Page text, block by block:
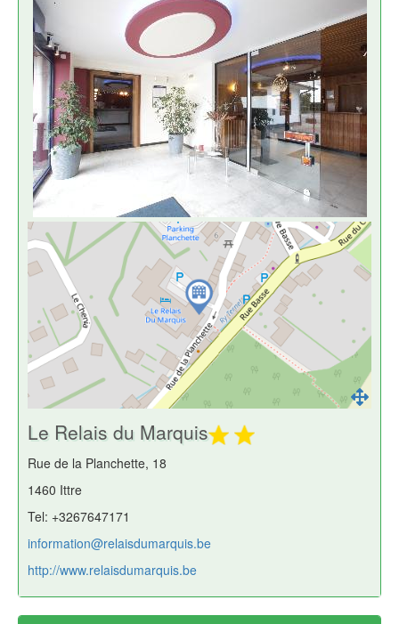
Le Relais du Marquis
Rue de la Planchette, 18
1460 Ittre
Tel: +3267647171
information@relaisdumarquis.be
http://www.relaisdumarquis.be